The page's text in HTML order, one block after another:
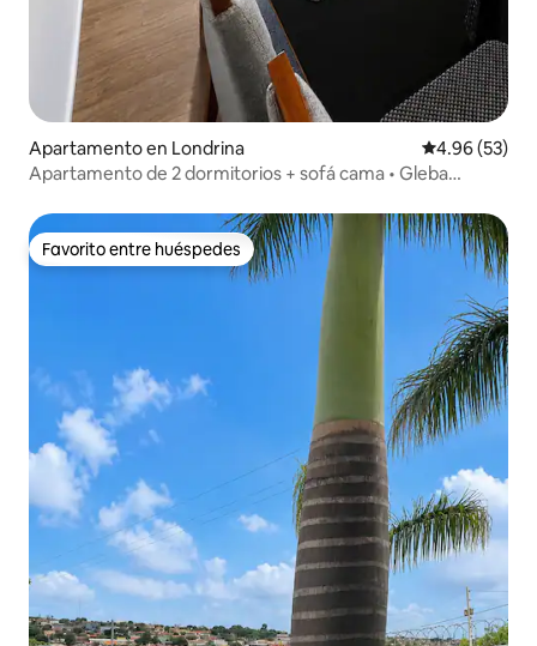
Apartamento en Londrina Calificación
4.96 (53)
Apartamento de 2 dormitorios + sofá cama • Gleba
Favorito entre huéspedes
Favorito entre huéspedes